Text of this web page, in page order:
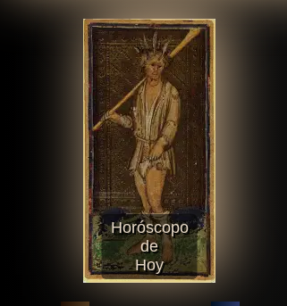
Horóscopo
de
Hoy